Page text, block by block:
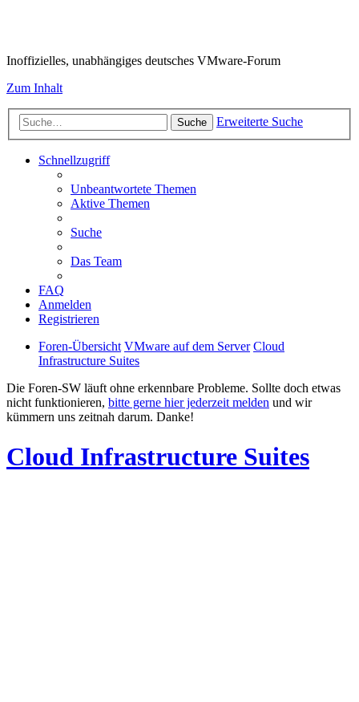
Inoffizielles, unabhängiges deutsches VMware-Forum
Zum Inhalt
Suche Erweiterte Suche
Schnellzugriff
Unbeantwortete Themen
Aktive Themen
Suche
Das Team
FAQ
Anmelden
Registrieren
Foren-Übersicht VMware auf dem Server Cloud
Infrastructure Suites
Die Foren-SW läuft ohne erkennbare Probleme. Sollte doch etwas
nicht funktionieren, bitte gerne hier jederzeit melden und wir
kümmern uns zeitnah darum. Danke!
Cloud Infrastructure Suites